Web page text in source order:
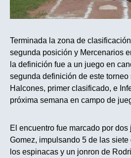
Terminada la zona de
segunda posición y Mercenarios
la definición fue a un juego en
segunda definición de este torneo
Halcones, primer clasificado, e
próxima semana en campo de
El encuentro fue marcado por
Gomez, impulsando 5 de las
los espinacas y un jonron de